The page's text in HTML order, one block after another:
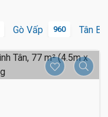
Gò Vấp 960 Tân